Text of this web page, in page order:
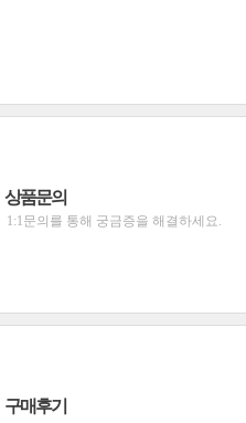
상품문의
1:1문의를 통해 궁금증을 해결하세요.
구매후기